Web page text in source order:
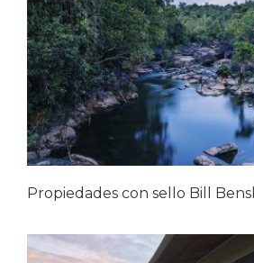
Propiedades con sello Bill